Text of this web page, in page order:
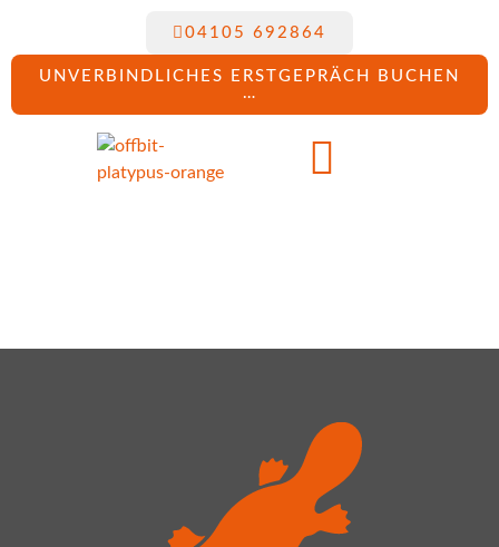
UNVERBINDLICHES ERSTGEPRÄCH BUCHEN
…
04105 692864